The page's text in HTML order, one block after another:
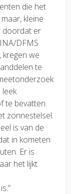
die het
kleine
doordat er
DFMS
we
te
leek
te bevatten.
zonnestelsel.
is van de
in kometen
Er is
het lijkt